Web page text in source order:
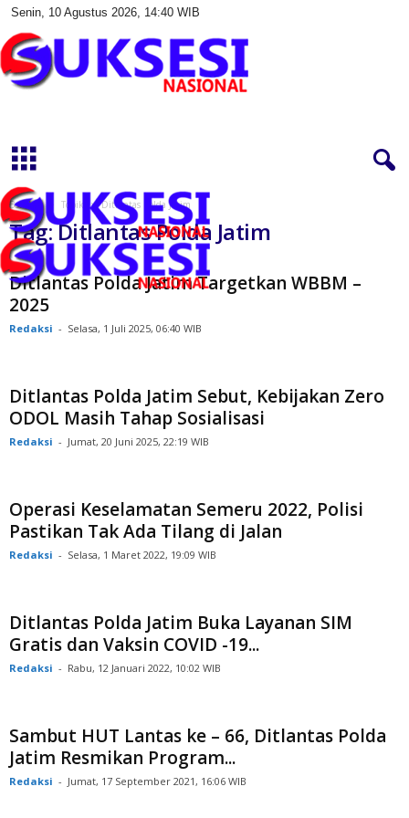
Senin, 10 Agustus 2026, 14:40 WIB
s
i
a
s
Beranda Topik Ditlantas Polda Jatim
Tag: Ditlantas Polda Jatim
Ditlantas Polda Jatim Targetkan WBBM –
2025
Redaksi - Selasa, 1 Juli 2025, 06:40 WIB
Ditlantas Polda Jatim Sebut, Kebijakan Zero
ODOL Masih Tahap Sosialisasi
Redaksi - Jumat, 20 Juni 2025, 22:19 WIB
Operasi Keselamatan Semeru 2022, Polisi
Pastikan Tak Ada Tilang di Jalan
Redaksi - Selasa, 1 Maret 2022, 19:09 WIB
Ditlantas Polda Jatim Buka Layanan SIM
Gratis dan Vaksin COVID -19...
Redaksi - Rabu, 12 Januari 2022, 10:02 WIB
Sambut HUT Lantas ke – 66, Ditlantas Polda
Jatim Resmikan Program...
Redaksi - Jumat, 17 September 2021, 16:06 WIB